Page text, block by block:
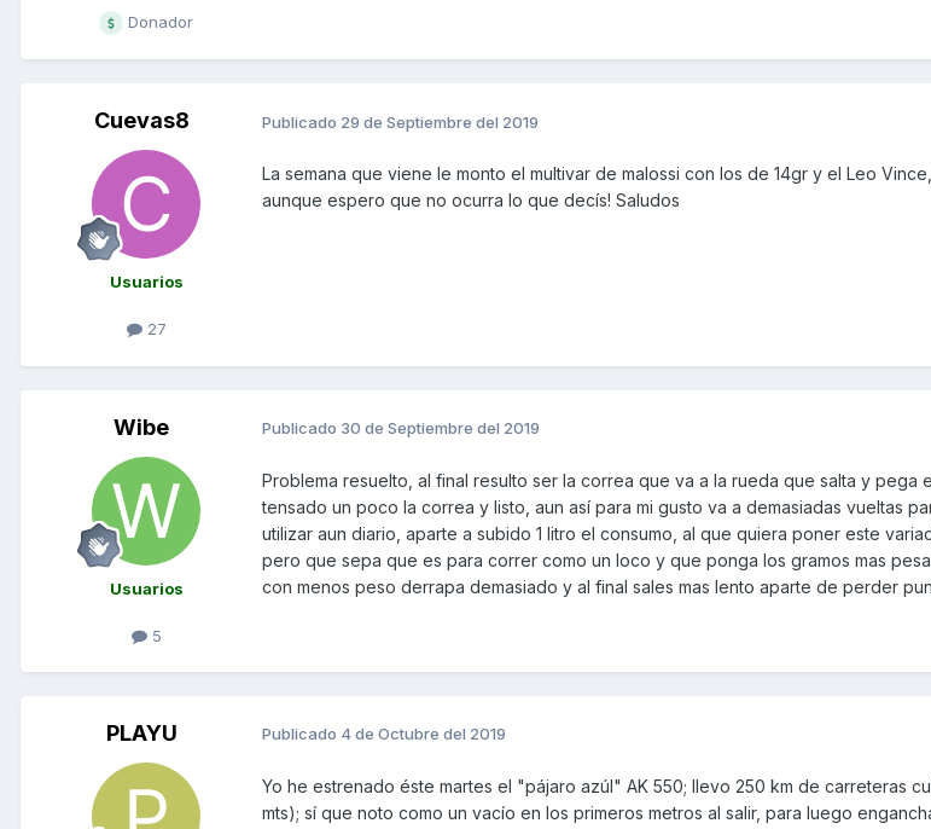
Donador
Cuevas8
Usuarios
27
Publicado 29 de Septiembre del 2019
La semana que viene le monto el multivar de malossi con los de 14gr y el Leo
aunque espero que no ocurra lo que decís! Saludos
Wibe
Usuarios
5
Publicado 30 de Septiembre del 2019
Problema resuelto, al final resulto ser la correa que va a la rueda que salta y pega
tensado un poco la correa y listo, aun así para mi gusto va a demasiadas vueltas
utilizar aun diario, aparte a subido 1 litro el consumo, al que quiera poner este
pero que sepa que es para correr como un loco y que ponga los gramos mas
con menos peso derrapa demasiado y al final sales mas lento aparte de perder
PLAYU Publicado 4 de Octubre del 2019
Yo he estrenado éste martes el "pájaro azúl" AK 550; llevo 250 km de carreteras
mts); sí que noto como un vacío en los primeros metros al salir, para luego